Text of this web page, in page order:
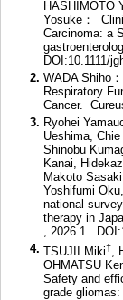
HASHIMOTO
Yosuke：
Carcinoma: a
DOI:10.1111/
2. WADA Shiho
Respiratory
Cancer.
3. Ryohei
Ueshima,
Shinobu
Kanai,
Makoto
Yoshifumi
national
therapy in
, 2026.1
4. TSUJII Miki†,
OHMATSU
Safety and
grade